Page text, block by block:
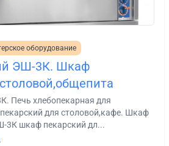
оборудование
ЭШ-3К. Шкаф
Печь хлебопекарная для
для столовой,кафе. Шкаф
3К шкаф пекарский дл...